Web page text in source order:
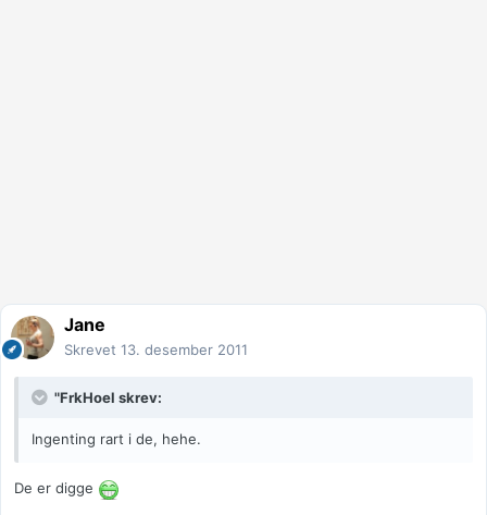
Jane
Skrevet 13. desember 2011
"FrkHoel skrev:
Ingenting rart i de, hehe.
De er digge